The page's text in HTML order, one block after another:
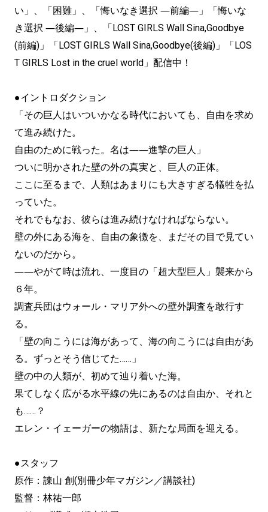
い」、「困難」、「悔いなき選択 ―前編―」「悔いな
き選択 ―後編―」、「LOST GIRLS Wall Sina,Goodbye
(前編)」「LOST GIRLS Wall Sina,Goodbye(後編)」「LOS
T GIRLS Lost in the cruel world」配信中！
●イントロダクション
「その巨人はいついかなる時代においても、自由を求め
て進み続けた。
自由のために戦った。名は――進撃の巨人」
ついに明かされた壁の外の真実と、巨人の正体。
ここに至るまで、人類はあまりにも大きすぎる犠牲を払
っていた。
それでもなお、彼らは進み続けなければならない。
壁の外にある海を、自由の象徴を、まだその目で見てい
ないのだから。
――やがて時は流れ、一度目の「超大型巨人」襲来から
６年。
調査兵団はウォール・マリア外への壁外調査を敢行す
る。
「壁の向こうには海があって、海の向こうには自由があ
る。ずっとそう信じてた……」
壁の中の人類が、初めて辿り着いた海。
果てしなく広がる水平線の先にあるのは自由か、それと
も……？
エレン・イェーガーの物語は、新たな局面を迎える。
●スタッフ
原作：諫山 創(別冊少年マガジン／講談社)
監督：林祐一郎